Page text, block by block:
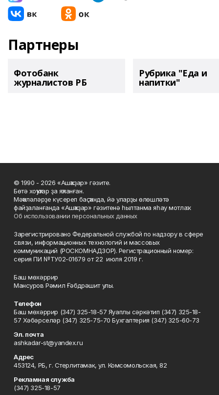
Партнеры
Фотобанк
журналистов РБ
Рубрика "Еда и
напитки"
© 1990 - 2026 «Ашҡаҙар» гәзите.
Бөтә хоҡуҡтар ҙа яҡланған.
Мәҡәләләрҙе күсереп баҫҡанда, йә уларҙы өлөшләтә
файҙаланғанда «Ашҡаҙар» гәзитенә һылтанма яһау мотлаҡ.
Об использовании персональных данных
Зарегистрировано Федеральной службой по надзору в сфере
связи, информационных технологий и массовых
коммуникаций (РОСКОМНАДЗОР). Регистрационный номер:
серия ПИ №ТУ02-01679 от 22 июля 2019 г.
Баш мөхәррир
Мансуров Рәмил Ғәбдрәшит улы.
Телефон
Баш мөхәррир (347) 325-18-57 Яуаплы сәркәтип (347) 325-18-
57 Хәбәрселәр (347) 325-75-70 Бухгалтерия (347) 325-60-73
Эл. почта
ashkadar-st@yandex.ru
Адрес
453124, РБ, г. Стерлитамак, ул. Комсомольская, 82
Рекламная служба
(347) 325-18-57